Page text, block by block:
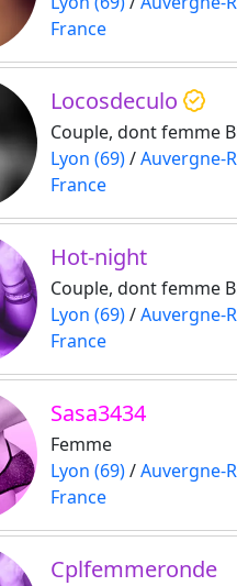
France
Locosdeculo
Couple, dont femme
Lyon (69)/Auvergne-
France
Hot-night
Couple, dont femme
Lyon (69)/Auvergne-
France
Sasa3434
Femme
Lyon (69)/Auvergne-
France
Cplfemmeronde